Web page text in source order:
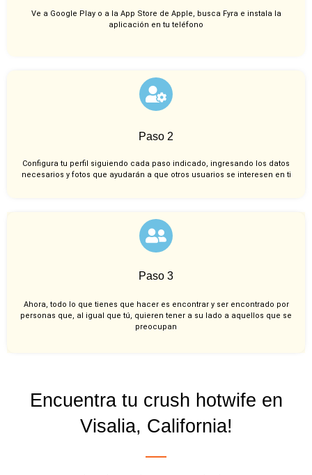
Ve a Google Play o a la App Store de Apple, busca Fyra e instala la
aplicación en tu teléfono
Paso 2
Configura tu perfil siguiendo cada paso indicado, ingresando los datos
necesarios y fotos que ayudarán a que otros usuarios se interesen en ti
Paso 3
Ahora, todo lo que tienes que hacer es encontrar y ser encontrado por
personas que, al igual que tú, quieren tener a su lado a aquellos que se
preocupan
Encuentra tu crush hotwife en
Visalia, California!